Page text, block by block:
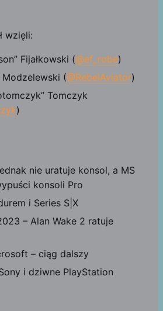
wzięli:
Fijałkowski (@ef_robe)
Modzelewski (@RebelAviator)
Tomczyk
)
nie uratuje konsol, a MS
konsoli Pro
i Series S|X
– Alan Wake 2 ratuje
– ciąg dalszy
i dziwne PlayStation